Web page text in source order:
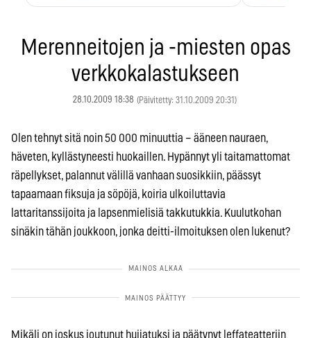
Merenneitojen ja -miesten opas
verkkokalastukseen
28.10.2009 18:38 (Päivitetty: 31.10.2009 20:31)
Olen tehnyt sitä noin 50 000 minuuttia – ääneen nauraen,
häveten, kyllästyneesti huokaillen. Hypännyt yli taitamattomat
räpellykset, palannut välillä vanhaan suosikkiin, päässyt
tapaamaan fiksuja ja söpöjä, koiria ulkoiluttavia
lattaritanssijoita ja lapsenmielisiä takkutukkia. Kuulutkohan
sinäkin tähän joukkoon, jonka deitti-ilmoituksen olen lukenut?
Mikäli on joskus joutunut huijatuksi ja päätynyt leffateatteriin